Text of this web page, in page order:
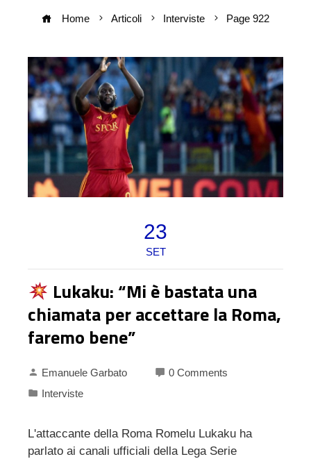
Home Articoli Interviste Page 922
23
SET
Lukaku: “Mi è bastata una
chiamata per accettare la Roma,
faremo bene”
Emanuele Garbato
0 Comments
Interviste
L'attaccante della Roma Romelu Lukaku ha
parlato ai canali ufficiali della Lega Serie